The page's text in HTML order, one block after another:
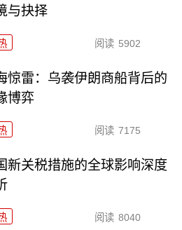
与抉择
阅读 5902
惊雷：乌袭伊朗商船背后的
博弈
阅读 7175
新关税措施的全球影响深度
阅读 8040